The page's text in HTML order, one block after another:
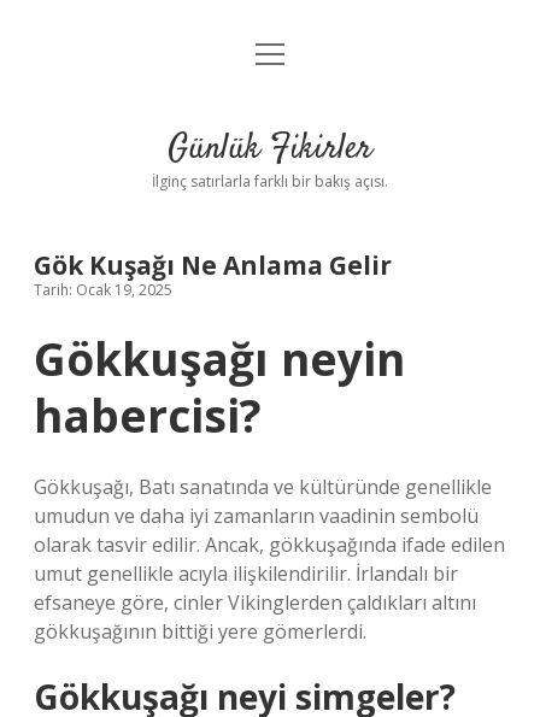
Anasayfa
Yasal Uyarı
menüyü
Günlük Fikirler
İlginç satırlarla farklı bir bakış açısı.
Gök Kuşağı Ne Anlama Gelir
Tarih: Ocak 19, 2025
Gökkuşağı neyin
habercisi?
Gökkuşağı, Batı sanatında ve kültüründe genellikle
umudun ve daha iyi zamanların vaadinin sembolü
olarak tasvir edilir. Ancak, gökkuşağında ifade edilen
umut genellikle acıyla ilişkilendirilir. İrlandalı bir
efsaneye göre, cinler Vikinglerden çaldıkları altını
gökkuşağının bittiği yere gömerlerdi.
Gökkuşağı neyi simgeler?